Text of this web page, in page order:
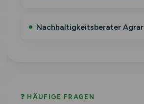
Nachhaltigkeitsberater Agrar
❓ HÄUFIGE FRAGEN